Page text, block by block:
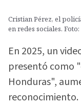
Cristian Pérez, el
en redes sociales.
En 2025, un
presentó como
Honduras",
reconocimiento.